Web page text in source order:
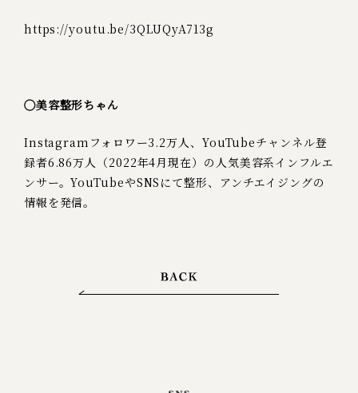
https://youtu.be/3QLUQyA713g
◯美容整形ちゃん
Instagramフォロワー3.2万人、YouTubeチャンネル登
録者6.86万人（2022年4月現在）の人気美容系インフルエ
ンサー。YouTubeやSNSにて整形、アンチエイジングの
情報を発信。